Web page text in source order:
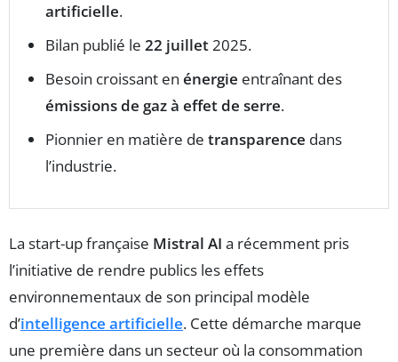
artificielle.
Bilan publié le 22 juillet2025.
Besoin croissant en énergie entraînant des
émissions de gaz à effet de serre.
Pionnier en matière de transparence dans
l’industrie.
La start-up française Mistral AI a récemment pris
l’initiative de rendre publics les effets
environnementaux de son principal modèle
d’intelligence artificielle. Cette démarche marque
une première dans un secteur où la consommation